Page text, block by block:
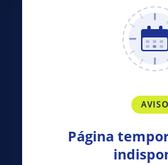
AVISO
Página